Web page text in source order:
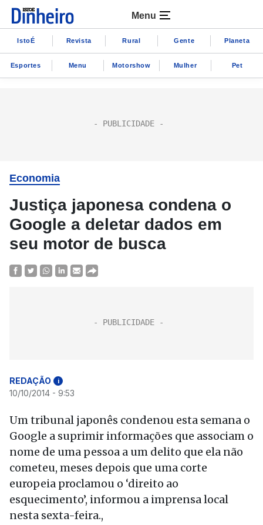
Menu
IstoÉ Revista Rural Gente Planeta
Esportes Menu Motorshow Mulher Pet
Economia
Justiça japonesa condena o
Google a deletar dados em
seu motor de busca
REDAÇÃO i
10/10/2014 - 9:53
Um tribunal japonês condenou esta semana o
Google a suprimir informações que associam o
nome de uma pessoa a um delito que ela não
cometeu, meses depois que uma corte
europeia proclamou o ‘direito ao
esquecimento’, informou a imprensa local
nesta sexta-feira.,